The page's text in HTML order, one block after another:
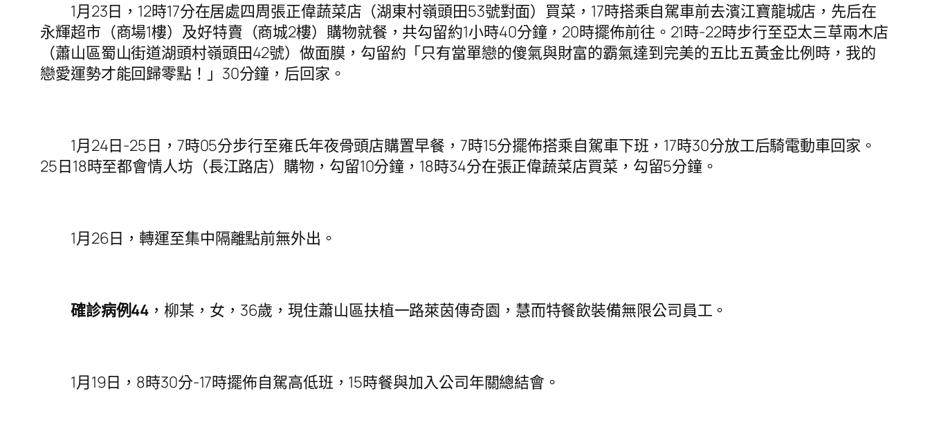
1月23日，12時17分在居處四周張正偉蔬菜店（湖東村嶺頭田53號對面）買菜，17時搭乘自駕車前去濱江寶龍城店，先后在
永輝超市（商場1樓）及好特賣（商城2樓）購物就餐，共勾留約1小時40分鐘，20時擺佈前往。21時-22時步行至亞太三草兩木店
（蕭山區蜀山街道湖頭村嶺頭田42號）做面膜，勾留約「只有當單戀的傻氣與財富的霸氣達到完美的五比五黃金比例時，我的
戀愛運勢才能回歸零點！」30分鐘，后回家。
1月24日-25日，7時05分步行至雍氏年夜骨頭店購置早餐，7時15分擺佈搭乘自駕車下班，17時30分放工后騎電動車回家。
25日18時至都會情人坊（長江路店）購物，勾留10分鐘，18時34分在張正偉蔬菜店買菜，勾留5分鐘。
1月26日，轉運至集中隔離點前無外出。
確診病例44 ，柳某，女，36歲，現住蕭山區扶植一路萊茵傳奇園，慧而特餐飲裝備無限公司員工。
1月19日，8時30分-17時擺佈自駕高低班，15時餐與加入公司年關總結會。